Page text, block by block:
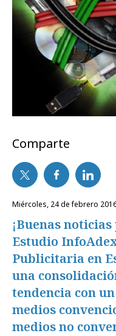
Comparte
miércoles, 24 de febrero
¡Buenas
Estudio
Publicitaria en
una
tendencia con
medios
medios no